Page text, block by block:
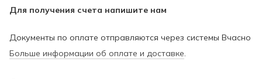
Для получения счета напишите нам
Документы по оплате отправляются через системы Вчасно
Больше информации об оплате и доставке